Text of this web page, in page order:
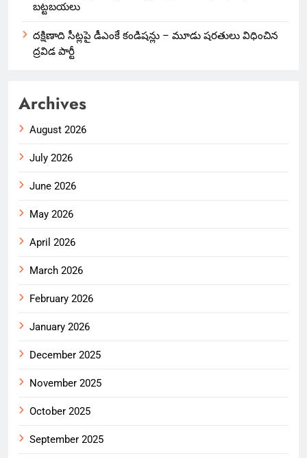
బట్టబయలు
దక్షిణాది సీట్లపై డీఎంకే కండిషన్లు – మూడు షరతులు విధించిన
ద్రవిడ పార్టీ
Archives
August 2026
July 2026
June 2026
May 2026
April 2026
March 2026
February 2026
January 2026
December 2025
November 2025
October 2025
September 2025